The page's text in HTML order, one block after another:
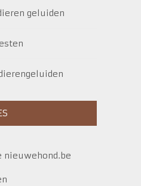
geluiden
nieuwehond.be